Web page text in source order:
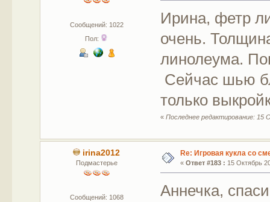
Сообщений: 1022
Пол:
Ирина, фетр
очень.
линолеума.
Сейчас шью
только
«Последнее редактирование: 15
irina2012
Подмастерье
Сообщений: 1068
Re: Игровая кукла со
« Ответ #183 : 15 Октябрь
Аннечка,